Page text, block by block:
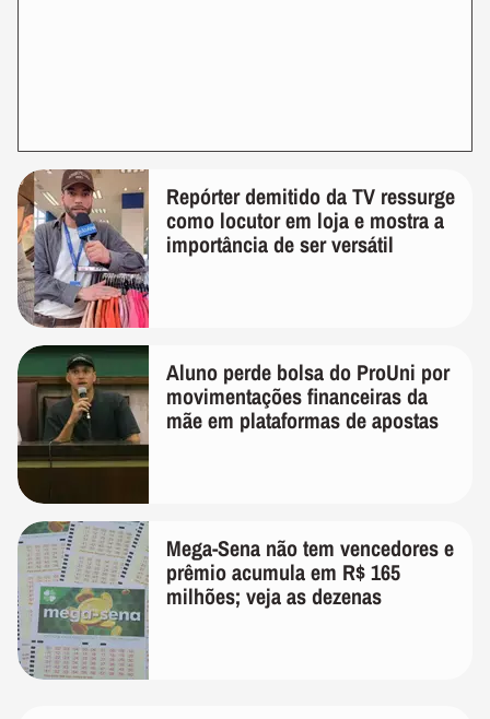
Repórter demitido da TV ressurge
como locutor em loja e mostra a
importância de ser versátil
Aluno perde bolsa do ProUni por
movimentações financeiras da
mãe em plataformas de apostas
Mega-Sena não tem vencedores e
prêmio acumula em R$ 165
milhões; veja as dezenas